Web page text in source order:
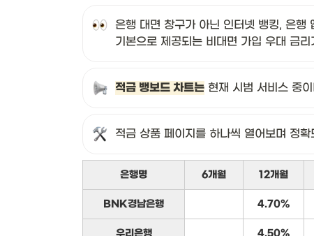
은행 대면 창구가 아닌 인터넷 뱅킹, 은행
기본으로 제공되는 비대면 가입 우대 금리
적금 뱅보드 차트는 현재 시범 서비스 중이
적금 상품 페이지를 하나씩 열어보며 정
은행명 6개월 12개월
BNK경남은행 4.70%